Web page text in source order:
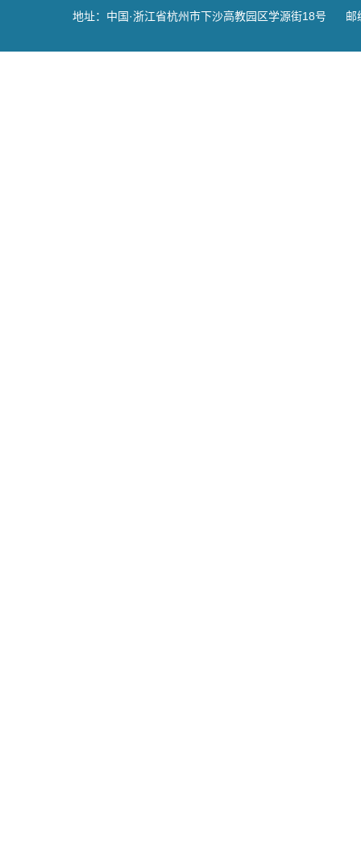
地址：中国·浙江省杭州市下沙高教园区学源街18号 邮